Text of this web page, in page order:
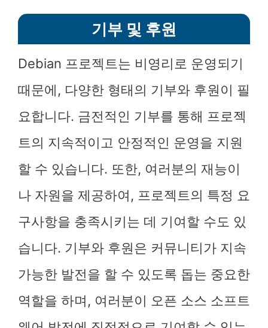
기부 및 후원
Debian 프로젝트는 비영리로 운영되기
때문에, 다양한 형태의 기부와 후원이 필
요합니다. 금전적인 기부를 통해 프로젝
트의 지속적이고 안정적인 운영을 지원
할 수 있습니다. 또한, 여러분의 재능이
나 자원을 제공하여, 프로젝트의 특정 요
구사항을 충족시키는 데 기여할 수도 있
습니다. 기부와 후원은 커뮤니티가 지속
가능한 발전을 할 수 있도록 돕는 중요한
역할을 하며, 여러분이 오픈 소스 소프트